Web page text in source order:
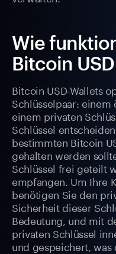
Wie
Bitcoin
Bitcoin USD-Wallets
Schlüsselpaar:
einem privaten
Schlüssel
bestimmten Bitcoin
gehalten werden
Schlüssel frei geteilt
empfangen. Um Ihre
benötigen Sie den
Sicherheit dieser
Bedeutung, und mit
privaten Schlüssel
und gespeichert,